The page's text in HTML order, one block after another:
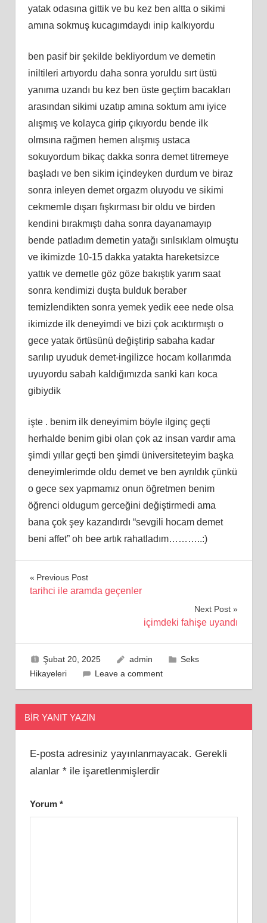
yatak odasına gittik ve bu kez ben altta o sikimi
amına sokmuş kucagımdaydı inip kalkıyordu
ben pasif bir şekilde bekliyordum ve demetin
iniltileri artıyordu daha sonra yoruldu sırt üstü
yanıma uzandı bu kez ben üste geçtim bacakları
arasından sikimi uzatıp amına soktum amı iyice
alışmış ve kolayca girip çıkıyordu bende ilk
olmsına rağmen hemen alışmış ustaca
sokuyordum bikaç dakka sonra demet titremeye
başladı ve ben sikim içindeyken durdum ve biraz
sonra inleyen demet orgazm oluyodu ve sikimi
cekmemle dışarı fışkırması bir oldu ve birden
kendini bırakmıştı daha sonra dayanamayıp
bende patladım demetin yatağı sırılsıklam olmuştu
ve ikimizde 10-15 dakka yatakta hareketsizce
yattık ve demetle göz göze bakıştık yarım saat
sonra kendimizi duşta bulduk beraber
temizlendikten sonra yemek yedik eee nede olsa
ikimizde ilk deneyimdi ve bizi çok acıktırmıştı o
gece yatak örtüsünü değiştirip sabaha kadar
sarılıp uyuduk demet-ingilizce hocam kollarımda
uyuyordu sabah kaldığımızda sanki karı koca
gibiydik
işte . benim ilk deneyimim böyle ilginç geçti
herhalde benim gibi olan çok az insan vardır ama
şimdi yıllar geçti ben şimdi üniversiteteyim başka
deneyimlerimde oldu demet ve ben ayrıldık çünkü
o gece sex yapmamız onun öğretmen benim
öğrenci oldugum gerceğini değiştirmedi ama
bana çok şey kazandırdı “sevgili hocam demet
beni affet” oh bee artık rahatladım………..:)
Yazı
Previous Post
tarihci ile aramda geçenler
Next Post
içimdeki fahişe uyandı
Şubat 20, 2025 admin
Seks
Hikayeleri
Leave a comment
BIR YANIT YAZIN
E-posta adresiniz yayınlanmayacak. Gerekli
alanlar *ile işaretlenmişlerdir
Yorum *